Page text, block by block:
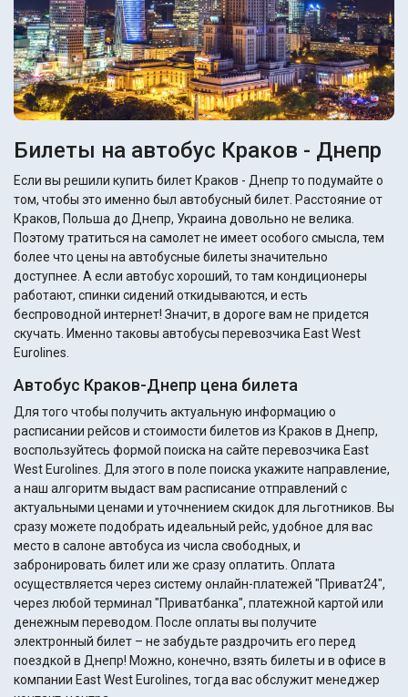
Билеты на автобус Краков - Днепр
Если вы решили купить билет Краков - Днепр то подумайте о
том, чтобы это именно был автобусный билет. Расстояние от
Краков, Польша до Днепр, Украина довольно не велика.
Поэтому тратиться на самолет не имеет особого смысла, тем
более что цены на автобусные билеты значительно
доступнее. А если автобус хороший, то там кондиционеры
работают, спинки сидений откидываются, и есть
беспроводной интернет! Значит, в дороге вам не придется
скучать. Именно таковы автобусы перевозчика East West
Eurolines.
Автобус Краков-Днепр цена билета
Для того чтобы получить актуальную информацию о
расписании рейсов и стоимости билетов из Краков в Днепр,
воспользуйтесь формой поиска на сайте перевозчика East
West Eurolines. Для этого в поле поиска укажите направление,
а наш алгоритм выдаст вам расписание отправлений с
актуальными ценами и уточнением скидок для льготников. Вы
сразу можете подобрать идеальный рейс, удобное для вас
место в салоне автобуса из числа свободных, и
забронировать билет или же сразу оплатить. Оплата
осуществляется через систему онлайн-платежей "Приват24",
через любой терминал "Приватбанка", платежной картой или
денежным переводом. После оплаты вы получите
электронный билет – не забудьте раздрочить его перед
поездкой в Днепр! Можно, конечно, взять билеты и в офисе в
компании East West Eurolines, тогда вас обслужит менеджер